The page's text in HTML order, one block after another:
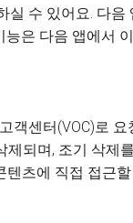
수 있어요. 다
은 다음 앱에서
객센터(VOC)로 요
되며, 조기 삭제
츠에 직접 접근